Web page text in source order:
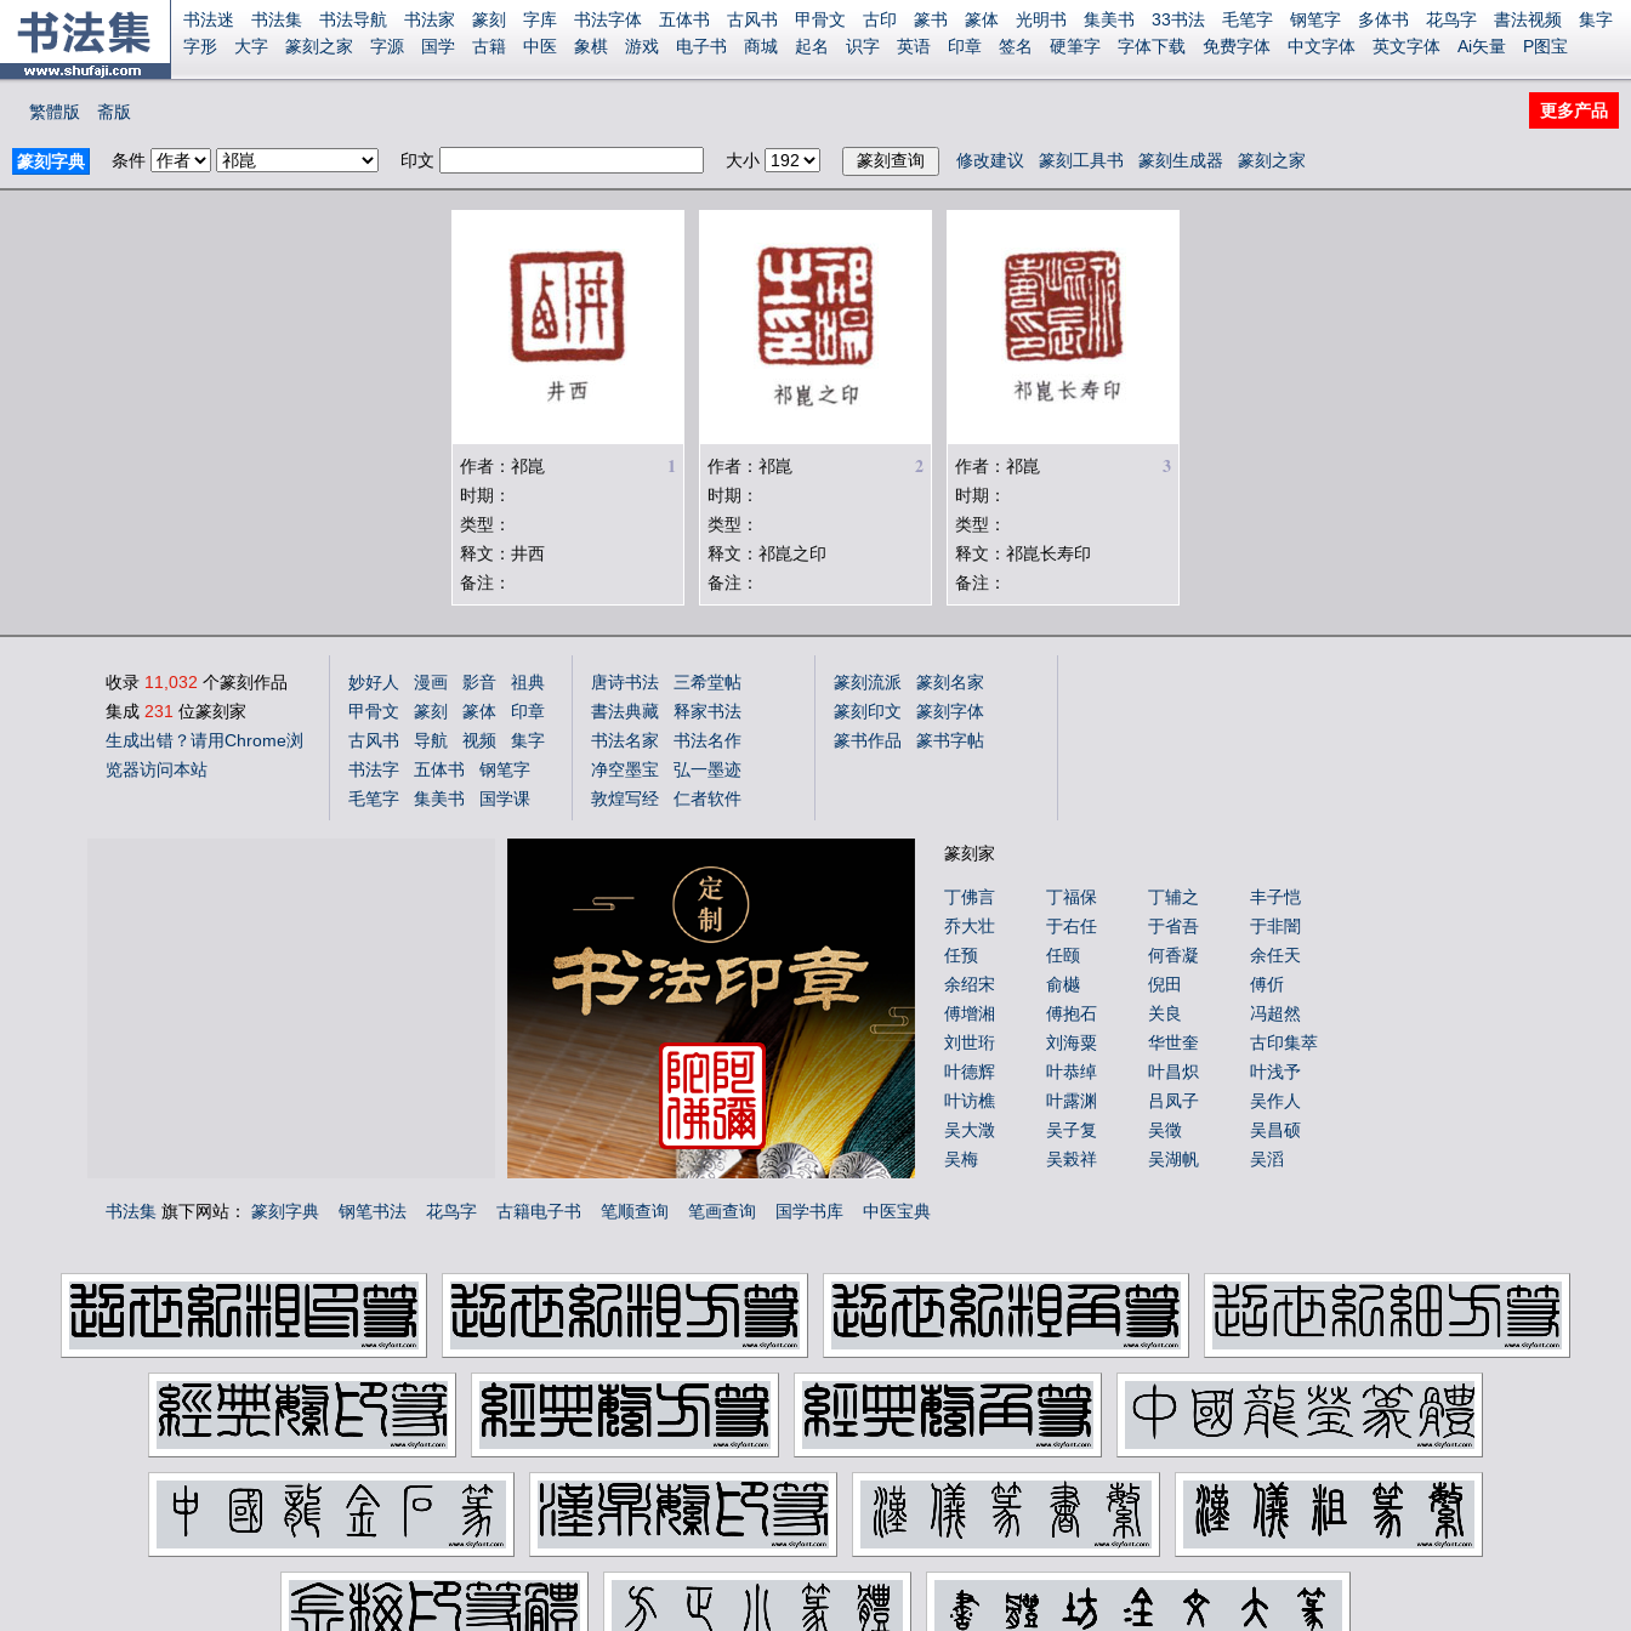
书法迷 书法集 书法导航 书法家 篆刻 字库 书法字体 五体书 古风书 甲骨文 古印 篆书 篆体 光明书 集美书 33书法 毛笔字 钢笔字 多体书 花鸟字 書法视频
集字
字形
大字 篆刻之家 字源 国学 古籍 中医 象棋 游戏 电子书 商城 起名 识字 英语 印章 签名 硬筆字 字体下载 免费字体 中文字体 英文字体 Ai矢量
P图宝
繁體版
斋版 更多产品
篆刻字典 条件 印文 大小 修改建议 篆刻工具书 篆刻生成器 篆刻之家
1
作者：祁崑
时期：
类型：
释文：井西
备注：
2
作者：祁崑
时期：
类型：
释文：祁崑之印
备注：
3
作者：祁崑
时期：
类型：
释文：祁崑长寿印
备注：
收录 11,032 个篆刻作品
集成 231 位篆刻家
生成出错？请用Chrome浏
览器访问本站
妙好人 漫画 影音
祖典
甲骨文
篆刻 篆体
印章
古风书
导航 视频
集字
书法字
五体书
钢笔字
毛笔字
集美书
国学课
唐诗书法
三希堂帖
書法典藏
释家书法
书法名家
书法名作
净空墨宝
弘一墨迹
敦煌写经
仁者软件
金文字典
书法年表
百福图
姓氏图腾
百佛图
朝代年表
本机字
文物鉴赏
篆刻流派
篆刻名家
篆刻印文
篆刻字体
篆书作品
篆书字帖
篆刻家
丁佛言 丁福保 丁辅之
丰子恺
乔大壮
于右任 于省吾
于非闇
任预
任颐 何香凝
余任天
余绍宋
俞樾 倪田
傅伒
傅增湘
傅抱石 关良
冯超然
刘世珩
刘海粟 华世奎
古印集萃
叶德辉
叶恭绰 叶昌炽
叶浅予
叶访樵
叶露渊 吕凤子
吴作人
吴大澂
吴子复 吴徵
吴昌硕
吴梅
吴榖祥 吴湖帆
吴滔
孙墨佛
孙毓汶 宁斧成
宋伯鲁
容庚
寇遐 寿石工
居廉
应野平
庞元济 康有为
康殷
张之洞
张书旂 张伯英
张伯驹
张善孖
张大千 张大壮
张宗祥
张正宇
徐三庚 徐世昌
徐悲鸿
徐无闻
徐燕孙 徐生翁
方介堪
方济众
易孺 曾熙
朱复戡
朱屺瞻
李叔同 李可染
李瑞清
李盛铎
李苦禅 李葆恂
来楚生
柳子谷
梁启超 樊增祥
江寒汀
汪慎生
汪鸣銮 沈尹默 沈曾植
书法集 旗下网站： 篆刻字典 钢笔书法 花鸟字 古籍电子书 笔顺查询 笔画查询 国学书库 中医宝典